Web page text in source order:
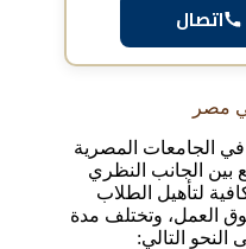
اتصال
مصر
الجامعات المصرية
بين الجانب النظري
لتأهيل الطلاب
العمل، وتختلف مدة
النحو التالي: